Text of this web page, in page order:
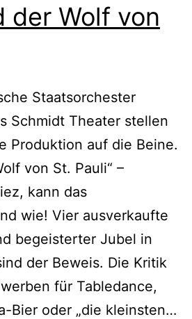
der Wolf von
Staatsorchester
Schmidt Theater stellen
Produktion auf die Beine.
von St. Pauli“ –
kann das
wie! Vier ausverkaufte
begeisterter Jubel in
der Beweis. Die Kritik
für Tabledance,
Bier oder „die kleinsten…